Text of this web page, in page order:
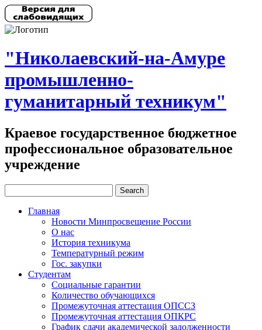
"Николаевский-на-Амуре
промышленно-
гуманитарный техникум"
Краевое государственное бюджетное
профессиональное образовательное
учреждение
Главная
Новости Минпросвещение России
О нас
История техникума
Температурный режим
Гос. закупки
Студентам
Социальные гарантии
Количество обучающихся
Промежуточная аттестация ОПССЗ
Промежуточная аттестация ОПКРС
График сдачи академической задолженности